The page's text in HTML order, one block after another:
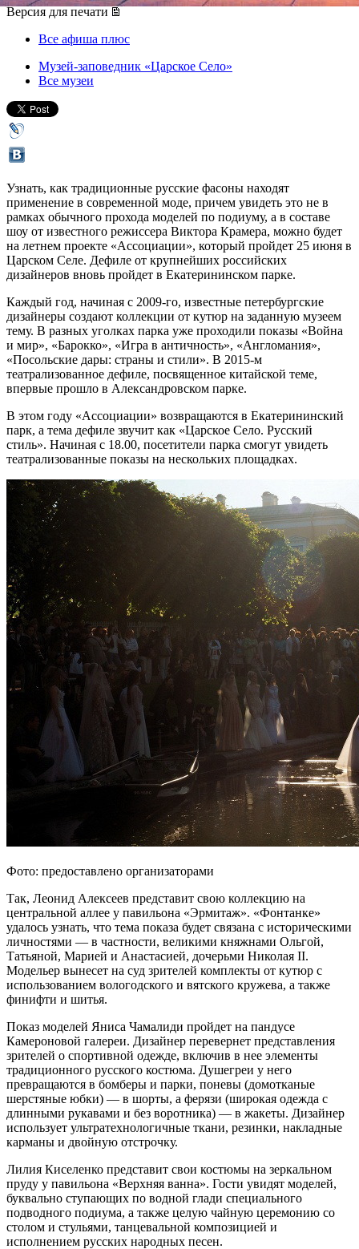
Версия для печати
Все афиша плюс
Музей-заповедник «Царское Село»
Все музеи
Узнать, как традиционные русские фасоны находят
применение в современной моде, причем увидеть это не в
рамках обычного прохода моделей по подиуму, а в составе
шоу от известного режиссера Виктора Крамера, можно будет
на летнем проекте «Ассоциации», который пройдет 25 июня в
Царском Селе. Дефиле от крупнейших российских
дизайнеров вновь пройдет в Екатерининском парке.
Каждый год, начиная с 2009-го, известные петербургские
дизайнеры создают коллекции от кутюр на заданную музеем
тему. В разных уголках парка уже проходили показы «Война
и мир», «Барокко», «Игра в античность», «Англомания»,
«Посольские дары: страны и стили». В 2015-м
театрализованное дефиле, посвященное китайской теме,
впервые прошло в Александровском парке.
В этом году «Ассоциации» возвращаются в Екатерининский
парк, а тема дефиле звучит как «Царское Село. Русский
стиль». Начиная с 18.00, посетители парка смогут увидеть
театрализованные показы на нескольких площадках.
Фото: предоставлено организаторами
Так, Леонид Алексеев представит свою коллекцию на
центральной аллее у павильона «Эрмитаж». «Фонтанке»
удалось узнать, что тема показа будет связана с историческими
личностями — в частности, великими княжнами Ольгой,
Татьяной, Марией и Анастасией, дочерьми Николая II.
Модельер вынесет на суд зрителей комплекты от кутюр с
использованием вологодского и вятского кружева, а также
финифти и шитья.
Показ моделей Яниса Чамалиди пройдет на пандусе
Камероновой галереи. Дизайнер перевернет представления
зрителей о спортивной одежде, включив в нее элементы
традиционного русского костюма. Душегреи у него
превращаются в бомберы и парки, поневы (домотканые
шерстяные юбки) — в шорты, а ферязи (широкая одежда с
длинными рукавами и без воротника) — в жакеты. Дизайнер
использует ультратехнологичные ткани, резинки, накладные
карманы и двойную отстрочку.
Лилия Киселенко представит свои костюмы на зеркальном
пруду у павильона «Верхняя ванна». Гости увидят моделей,
буквально ступающих по водной глади специального
подводного подиума, а также целую чайную церемонию со
столом и стульями, танцевальной композицией и
исполнением русских народных песен.